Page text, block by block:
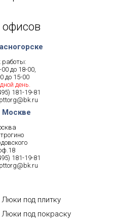
офисов
работы:
до 18-00,
до 15-00
день.
181-19-81
181-19-81
Люки под плитку
Люки под покраску